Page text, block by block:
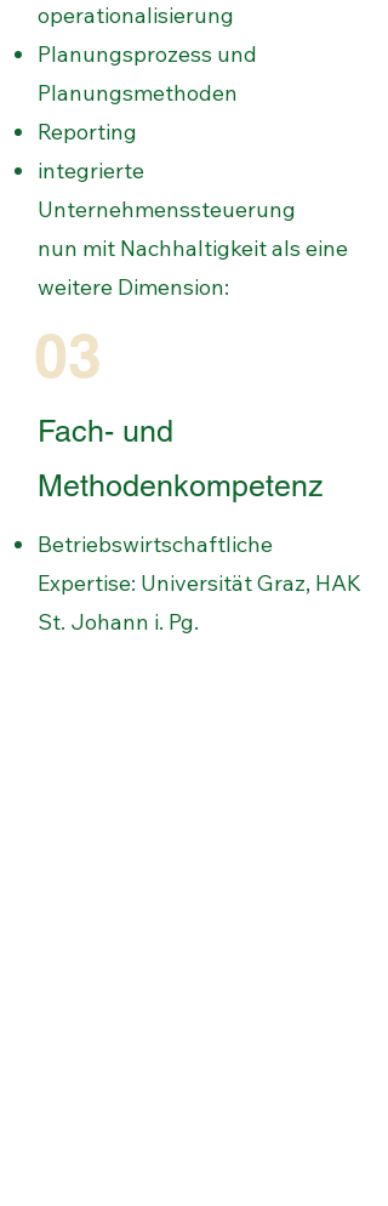
operationalisierung
Planungsprozess und
Planungsmethoden
Reporting
integrierte
Unternehmenssteuerung
nun mit Nachhaltigkeit als eine
weitere Dimension:
03
Fach- und
Methodenkompetenz
Betriebswirtschaftliche
Expertise: Universität Graz, HAK
St. Johann i. Pg.